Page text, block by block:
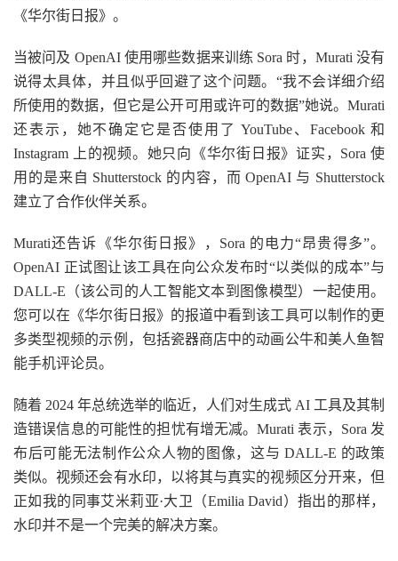
《华尔街日报》。
当被问及 OpenAI 使用哪些数据来训练 Sora 时，Murati 没有
说得太具体，并且似乎回避了这个问题。“我不会详细介绍
所使用的数据，但它是公开可用或许可的数据”她说。Murati
还表示，她不确定它是否使用了 YouTube、Facebook 和
Instagram 上的视频。她只向《华尔街日报》证实，Sora 使
用的是来自 Shutterstock 的内容，而 OpenAI 与 Shutterstock
建立了合作伙伴关系。
Murati还告诉《华尔街日报》，Sora 的电力“昂贵得多”。
OpenAI 正试图让该工具在向公众发布时“以类似的成本”与
DALL-E（该公司的人工智能文本到图像模型）一起使用。
您可以在《华尔街日报》的报道中看到该工具可以制作的更
多类型视频的示例，包括瓷器商店中的动画公牛和美人鱼智
能手机评论员。
随着 2024 年总统选举的临近，人们对生成式 AI 工具及其制
造错误信息的可能性的担忧有增无减。Murati 表示，Sora 发
布后可能无法制作公众人物的图像，这与 DALL-E 的政策
类似。视频还会有水印，以将其与真实的视频区分开来，但
正如我的同事艾米莉亚·大卫（Emilia David）指出的那样，
水印并不是一个完美的解决方案。